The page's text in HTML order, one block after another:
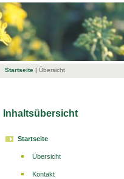
Startseite | Übersicht
Inhaltsübersicht
Startseite
Übersicht
Kontakt